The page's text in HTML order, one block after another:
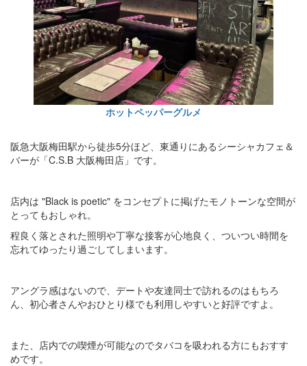
ホットペッパーグルメ
阪急大阪梅田駅から徒歩5分ほど、東通りにあるシーシャカフェ＆
バーが「C.S.B 大阪梅田店」です。
店内は "Black is poetic" をコンセプトに掲げたモノトーンな空間が
とってもおしゃれ。
程良く落とされた照明や丁寧な接客が心地良く、ついつい時間を
忘れてゆったり過ごしてしまいます。
アングラ感はないので、デートや友達同士で訪れるのはもちろ
ん、初心者さんやおひとり様でも利用しやすいと好評ですよ。
また、店内での喫煙が可能なのでタバコを吸われる方にもおすす
めです。